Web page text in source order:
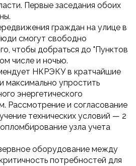
Первые заседания обоих
граждан на улице в
смогут свободно
чтобы добраться до "Пунктов
числе и ночью.
НКРЭКУ в кратчайшие
максимально упростить
энергетического
Рассмотрение и согласование
технических условий — 2
узла учета
оборудование между
потребностей для